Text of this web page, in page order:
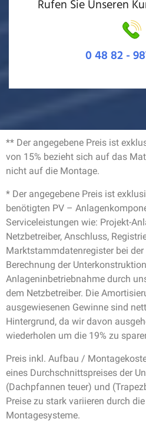
Rufen Sie Unseren
0 48 82 -
** Der angegebene Preis ist
von 15% bezieht sich auf das
nicht auf die Montage.
* Der angegebene Preis ist
benötigten PV –
Serviceleistungen wie: Projekt-
Netzbetreiber, Anschluss,
Marktstammdatenregister bei
Berechnung der
Anlageninbetriebnahme durch
dem Netzbetreiber. Die
ausgewiesenen Gewinne sind
Hintergrund, da wir davon
wiederholen um die 19% zu
Preis inkl. Aufbau /
eines Durchschnittspreises der
(Dachpfannen teuer) und
Preise zu stark variieren durch
Montagesysteme.